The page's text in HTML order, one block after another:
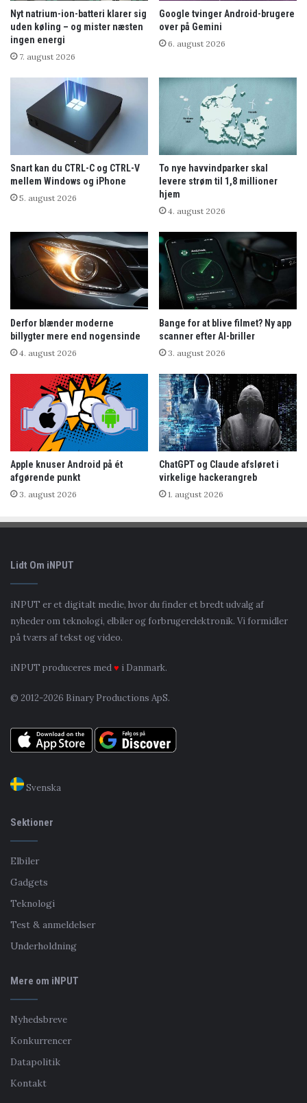
Nyt natrium-ion-batteri klarer sig
uden køling – og mister næsten
ingen energi
7. august 2026
Google tvinger Android-brugere
over på Gemini
6. august 2026
Snart kan du CTRL-C og CTRL-V
mellem Windows og iPhone
5. august 2026
To nye havvindparker skal
levere strøm til 1,8 millioner
hjem
4. august 2026
Derfor blænder moderne
billygter mere end nogensinde
4. august 2026
Bange for at blive filmet? Ny app
scanner efter AI-briller
3. august 2026
Apple knuser Android på ét
afgørende punkt
3. august 2026
ChatGPT og Claude afsløret i
virkelige hackerangreb
1. august 2026
Lidt Om iNPUT
iNPUT er et digitalt medie, hvor du finder et bredt udvalg af
nyheder om teknologi, elbiler og forbrugerelektronik. Vi formidler
på tværs af tekst og video.
iNPUT produceres med♥ i Danmark.
© 2012-2026 Binary Productions ApS.
Svenska
Sektioner
Elbiler
Gadgets
Teknologi
Test & anmeldelser
Underholdning
Mere om iNPUT
Nyhedsbreve
Konkurrencer
Datapolitik
Kontakt